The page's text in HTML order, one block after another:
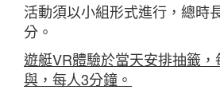
活動須以小組形式進行，總時
分。
遊艇VR體驗於當天安排抽籤，
與，每人3分鐘。